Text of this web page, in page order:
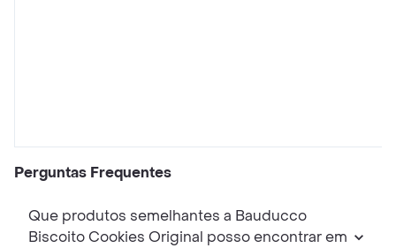
Perguntas Frequentes
Que produtos semelhantes a Bauducco
Biscoito Cookies Original posso encontrar em